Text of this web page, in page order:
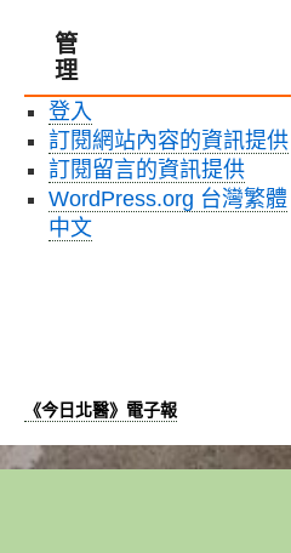
輩
命
事
書〉
鼓
北
大
體
研
管
理
登入
訂閱網站內容的資訊提供
訂閱留言的資訊提供
WordPress.org 台灣繁體
中文
《今日北醫》電子報